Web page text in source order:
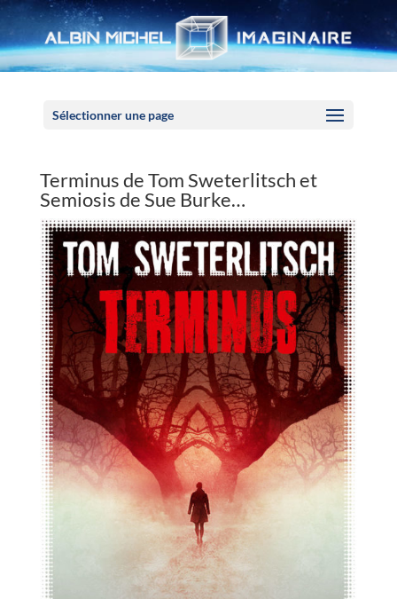
Sélectionner une page
Terminus de Tom Sweterlitsch et
Semiosis de Sue Burke…
Panneau de gestion des cookies